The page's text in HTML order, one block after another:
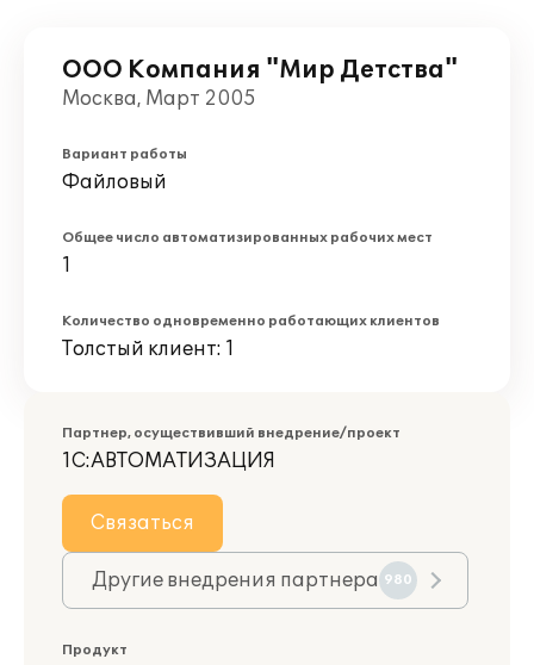
ООО Компания "Мир Детства"
Москва, Март 2005
Вариант работы
Файловый
Общее число автоматизированных рабочих мест
1
Количество одновременно работающих клиентов
Толстый клиент: 1
Партнер, осуществивший внедрение/проект
1С:АВТОМАТИЗАЦИЯ
Связаться
Другие внедрения партнера 980
Продукт